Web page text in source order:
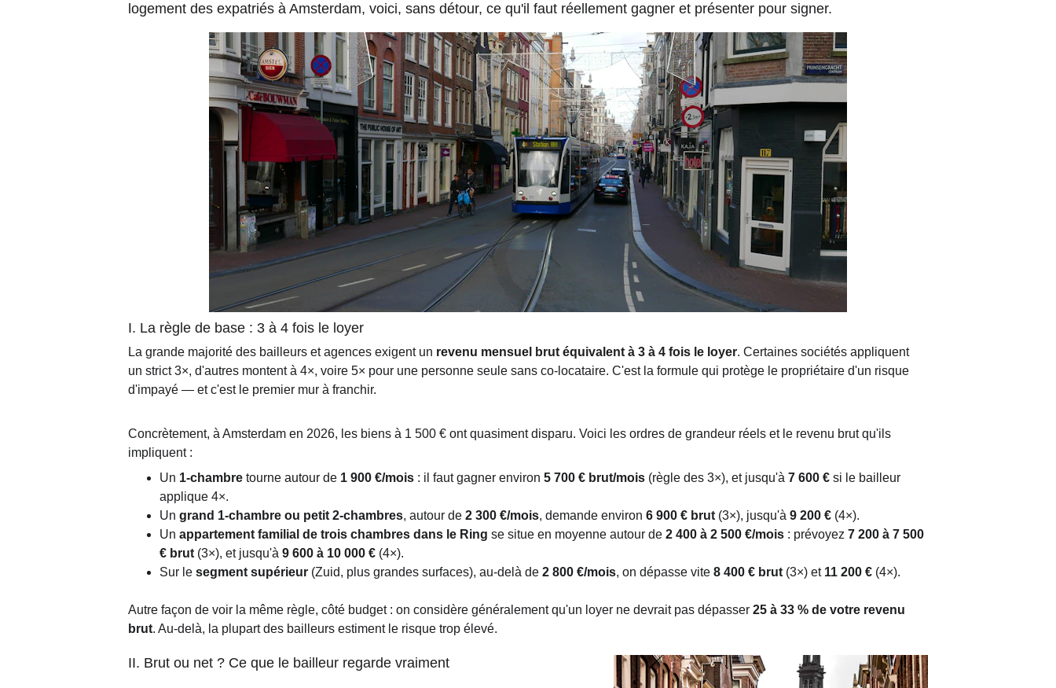
I. La règle de base : 3 à 4 fois le loyer
La grande majorité des bailleurs et agences exigent un revenu mensuel brut équivalent à 3 à 4 fois le loyer. Certaines sociétés appliquent
un strict 3×, d'autres montent à 4×, voire 5× pour une personne seule sans co-locataire. C'est la formule qui protège le propriétaire d'un risque
d'impayé — et c'est le premier mur à franchir.
Concrètement, à Amsterdam en 2026, les biens à 1 500 € ont quasiment disparu. Voici les ordres de grandeur réels et le revenu brut qu'ils
impliquent :
Un 1-chambre tourne autour de 1 900 €/mois : il faut gagner environ 5 700 € brut/mois (règle des 3×), et jusqu'à 7 600 € si le bailleur
applique 4×.
Un grand 1-chambre ou petit 2-chambres, autour de 2 300 €/mois, demande environ 6 900 € brut (3×), jusqu'à 9 200 € (4×).
Un appartement familial de trois chambres dans le Ring se situe en moyenne autour de 2 400 à 2 500 €/mois : prévoyez 7 200 à 7 500
€ brut (3×), et jusqu'à 9 600 à 10 000 € (4×).
Sur le segment supérieur (Zuid, plus grandes surfaces), au-delà de 2 800 €/mois, on dépasse vite 8 400 € brut (3×) et 11 200 € (4×).
Autre façon de voir la même règle, côté budget : on considère généralement qu'un loyer ne devrait pas dépasser 25 à 33 % de votre revenu
brut. Au-delà, la plupart des bailleurs estiment le risque trop élevé.
logement des expatriés à Amsterdam, voici, sans détour, ce qu'il faut réellement gagner et présenter pour signer.
II. Brut ou net ? Ce que le bailleur regarde vraiment